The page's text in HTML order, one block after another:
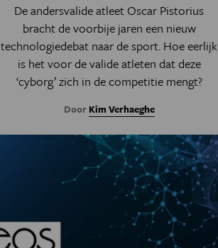
De andersvalide atleet Oscar Pistorius
bracht de voorbije jaren een nieuw
technologiedebat naar de sport. Hoe eerlijk
is het voor de valide atleten dat deze
‘cyborg’ zich in de competitie mengt?
Door Kim Verhaeghe